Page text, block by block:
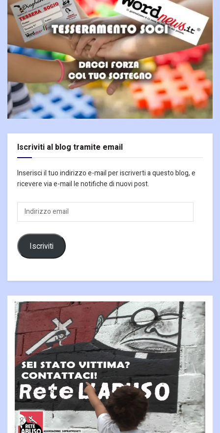
Iscriviti al blog tramite email
Inserisci il tuo indirizzo e-mail per iscriverti a questo blog, e
ricevere via e-mail le notifiche di nuovi post.
Indirizzo
email
Iscriviti